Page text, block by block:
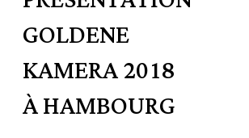
GOLDENE
KAMERA 2018
À HAMBOURG